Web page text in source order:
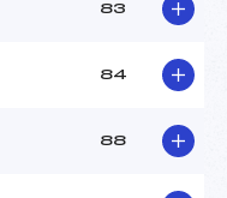
83
84
88